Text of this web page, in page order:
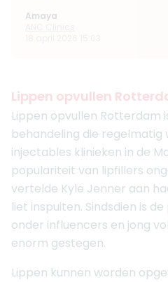
Amaya
Lippen opvullen
Lippen opvullen Rotterdam
behandeling die
injectables klinieken in de
populariteit van lipfillers
vertelde Kyle Jenner aan
liet inspuiten. Sindsdien is
onder influencers en jong
enorm gestegen.
Lippen kunnen worden